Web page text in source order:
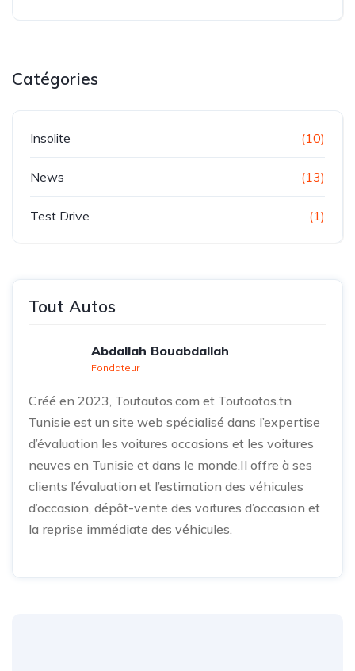
Catégories
Insolite (10)
News (13)
Test Drive (1)
Tout Autos
Abdallah Bouabdallah
Fondateur
Créé en 2023, Toutautos.com et Toutaotos.tn
Tunisie est un site web spécialisé dans l’expertise
d’évaluation les voitures occasions et les voitures
neuves en Tunisie et dans le monde.Il offre à ses
clients l’évaluation et l’estimation des véhicules
d’occasion, dépôt-vente des voitures d’occasion et
la reprise immédiate des véhicules.